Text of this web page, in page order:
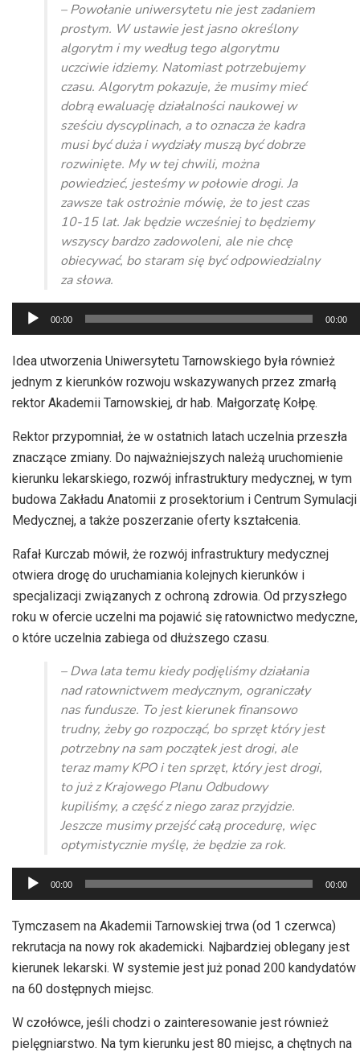
– Powołanie uniwersytetu nie jest zadaniem
prostym. W ustawie jest jasno określony
algorytm i my według tego algorytmu
uczciwie idziemy. Natomiast potrzebujemy
czasu. Algorytm pokazuje, że musimy mieć
dobrą ewaluację działalności naukowej w
sześciu dyscyplinach, a to oznacza że kadra
musi być duża i wydziały muszą być dobrze
rozwinięte. My w tej chwili, można
powiedzieć, jesteśmy w połowie drogi. Ja
zawsze tak ostrożnie mówię, że to jest czas
10-15 lat. Jak będzie wcześniej to będziemy
wszyscy bardzo zadowoleni, ale nie chcę
obiecywać, bo staram się być odpowiedzialny
za słowa.
Odtwarzacz
plików
dźwiękowych
00:00 00:00
Idea utworzenia Uniwersytetu Tarnowskiego była również
jednym z kierunków rozwoju wskazywanych przez zmarłą
rektor Akademii Tarnowskiej, dr hab. Małgorzatę Kołpę.
Rektor przypomniał, że w ostatnich latach uczelnia przeszła
znaczące zmiany. Do najważniejszych należą uruchomienie
kierunku lekarskiego, rozwój infrastruktury medycznej, w tym
budowa Zakładu Anatomii z prosektorium i Centrum Symulacji
Medycznej, a także poszerzanie oferty kształcenia.
Rafał Kurczab mówił, że rozwój infrastruktury medycznej
otwiera drogę do uruchamiania kolejnych kierunków i
specjalizacji związanych z ochroną zdrowia. Od przyszłego
roku w ofercie uczelni ma pojawić się ratownictwo medyczne,
o które uczelnia zabiega od dłuższego czasu.
– Dwa lata temu kiedy podjęliśmy działania
nad ratownictwem medycznym, ograniczały
nas fundusze. To jest kierunek finansowo
trudny, żeby go rozpocząć, bo sprzęt który jest
potrzebny na sam początek jest drogi, ale
teraz mamy KPO i ten sprzęt, który jest drogi,
to już z Krajowego Planu Odbudowy
kupiliśmy, a część z niego zaraz przyjdzie.
Jeszcze musimy przejść całą procedurę, więc
optymistycznie myślę, że będzie za rok.
Odtwarzacz
plików
dźwiękowych
00:00 00:00
Tymczasem na Akademii Tarnowskiej trwa (od 1 czerwca)
rekrutacja na nowy rok akademicki. Najbardziej oblegany jest
kierunek lekarski. W systemie jest już ponad 200 kandydatów
na 60 dostępnych miejsc.
W czołówce, jeśli chodzi o zainteresowanie jest również
pielęgniarstwo. Na tym kierunku jest 80 miejsc, a chętnych na